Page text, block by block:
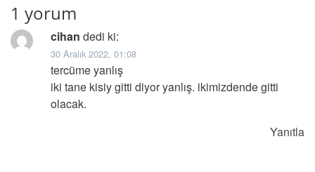
1 yorum
cihan dedi ki:
30 Aralık 2022, 01:08
tercüme yanlış
iki tane kisiy gitti diyor yanlış. ikimizdende gitti
olacak.
Yanıtla